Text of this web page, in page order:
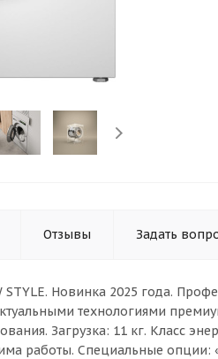
Отзывы Задать
STYLE. Новинка 2025 года.
технологиями
Загрузка: 11 кг. Класс
работы. Специальные опции: